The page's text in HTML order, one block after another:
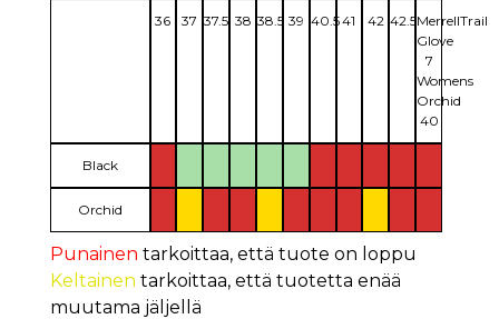
36 37 37.5 38 38.5 39 40.541 42 42.5 MerrellTrail
Glove
7
Womens
Orchid
40
Black
Orchid
Punainen tarkoittaa, että tuote on loppu
Keltainen tarkoittaa, että tuotetta enää
muutama jäljellä